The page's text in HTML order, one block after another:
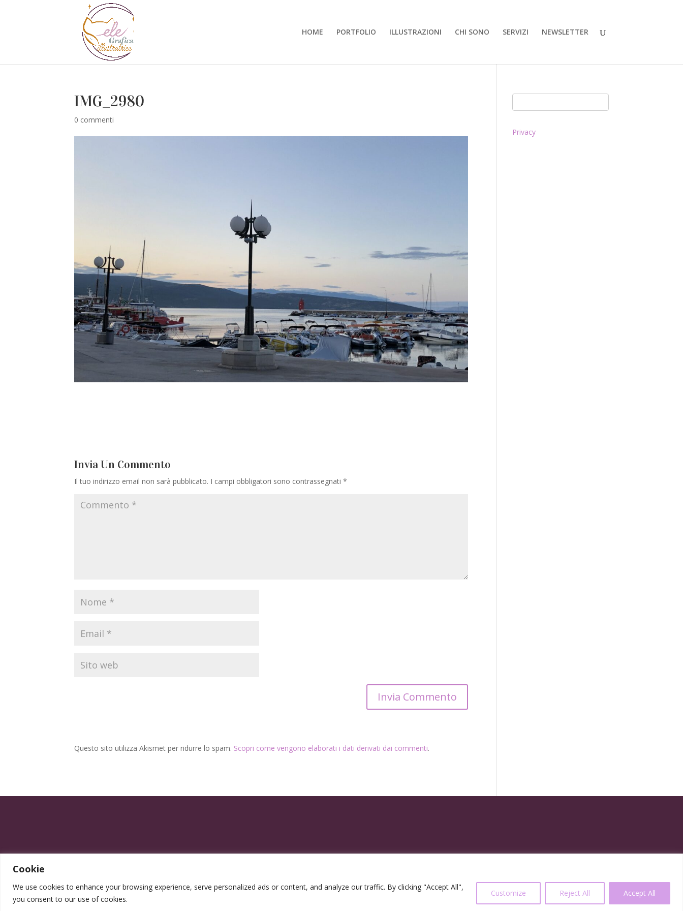
Cookie
We use cookies to enhance your browsing experience, serve personalized ads or content, and analyze our traffic. By clicking "Accept All",
you consent to our use of cookies.
Customize Reject All Accept All
HOME PORTFOLIO ILLUSTRAZIONI CHI SONO SERVIZI NEWSLETTER
IMG_2980
0 commenti
Invia Un Commento
Il tuo indirizzo email non sarà pubblicato. I campi obbligatori sono contrassegnati *
Questo sito utilizza Akismet per ridurre lo spam. Scopri come vengono elaborati i dati derivati dai commenti.
Privacy
Progettato da Elegrafica ©2025 - P.IVA 05552300963